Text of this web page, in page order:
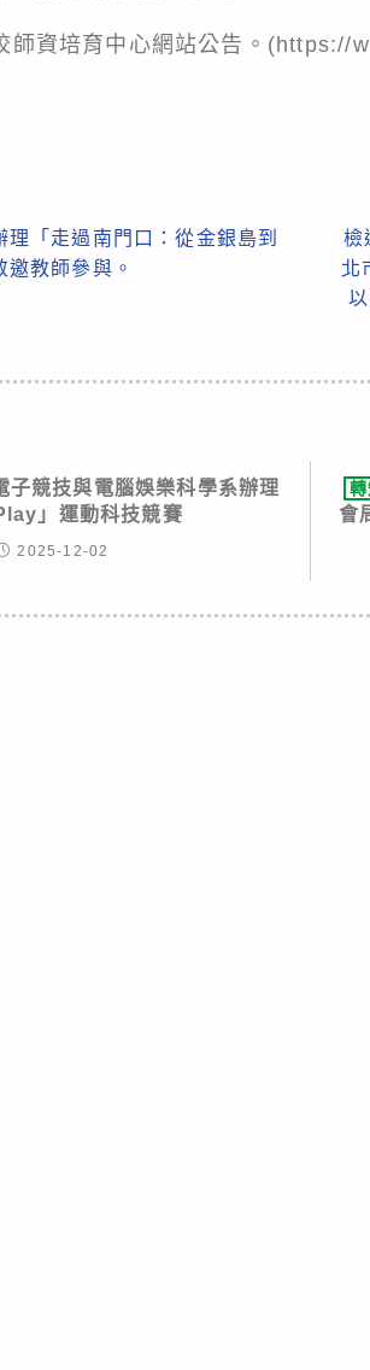
師資培育中心網站公告。
理「走過南門口：從金銀島到
教師參與。
檢
北
子競技與電腦娛樂科學系辦理
」運動科技競賽
2025-12-02
會